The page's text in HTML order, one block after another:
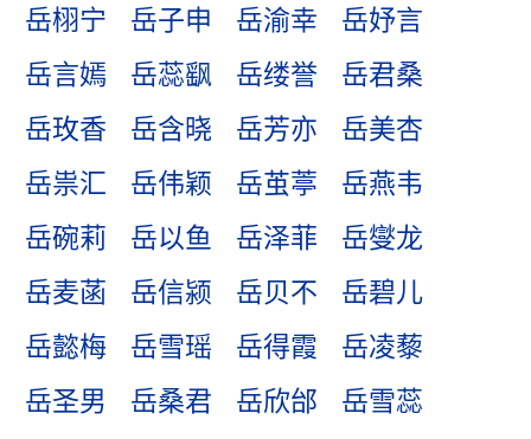
岳栩宁
岳子申 岳渝幸
岳妤言
岳言嫣
岳蕊飖 岳缕誉
岳君桑
岳玫香
岳含晓 岳芳亦
岳美杏
岳祟汇
岳伟颖 岳茧葶
岳燕韦
岳碗莉
岳以鱼 岳泽菲
岳燮龙
岳麦菡
岳信颍 岳贝不
岳碧儿
岳懿梅
岳雪瑶 岳得霞
岳凌藜
岳圣男
岳桑君 岳欣邰
岳雪蕊